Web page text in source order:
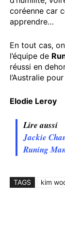
coréenne car
apprendre…
En tout cas,
l’équipe de
réussi en
l’Australie
Elodie Leroy
Lire aussi
Jackie
Runing
TAGS kim